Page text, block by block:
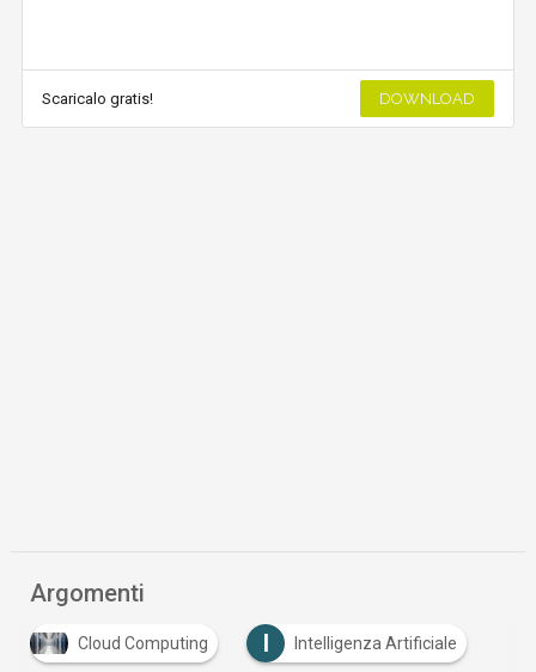
Scaricalo gratis! DOWNLOAD
Argomenti
Cloud Computing Intelligenza Artificiale